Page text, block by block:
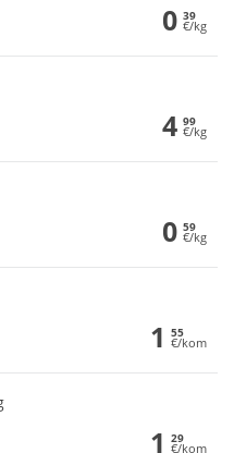
0 39
€/kg
4 99
€/kg
0 59
€/kg
1 55
€/kom
1 29
€/kom